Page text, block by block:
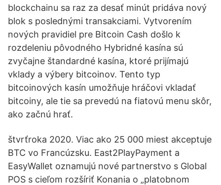
blockchainu sa raz za desať minút pridáva nový
blok s poslednými transakciami. Vytvorením
nových pravidiel pre Bitcoin Cash došlo k
rozdeleniu pôvodného Hybridné kasína sú
zvyčajne štandardné kasína, ktoré prijímajú
vklady a výbery bitcoinov. Tento typ
bitcoinových kasín umožňuje hráčovi vkladať
bitcoiny, ale tie sa prevedú na fiatovú menu skôr,
ako začnú hrať.
štvrťroka 2020. Viac ako 25 000 miest akceptuje
BTC vo Francúzsku. East2PlayPayment a
EasyWallet oznamujú nové partnerstvo s Global
POS s cieľom rozšíriť Konania o „platobnom